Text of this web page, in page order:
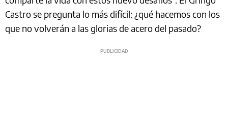
Castro se pregunta lo más difícil: ¿qué hacemos con los
que no volverán a las glorias de acero del pasado?